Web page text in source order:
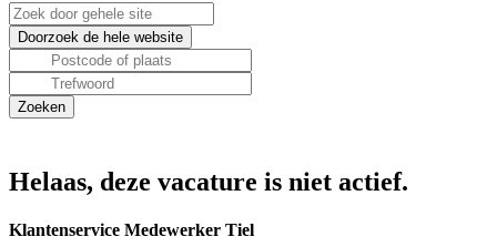
Helaas, deze vacature is niet actief.
Klantenservice Medewerker Tiel